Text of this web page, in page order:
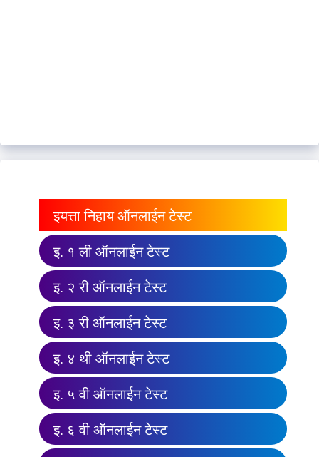
इयत्ता निहाय ऑनलाईन टेस्ट
इ. १ ली ऑनलाईन टेस्ट
इ. २ री ऑनलाईन टेस्ट
इ. ३ री ऑनलाईन टेस्ट
इ. ४ थी ऑनलाईन टेस्ट
इ. ५ वी ऑनलाईन टेस्ट
इ. ६ वी ऑनलाईन टेस्ट